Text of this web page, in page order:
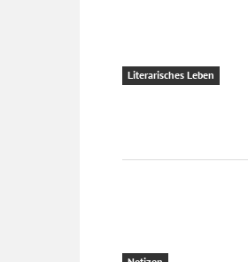
Literarisches Leben